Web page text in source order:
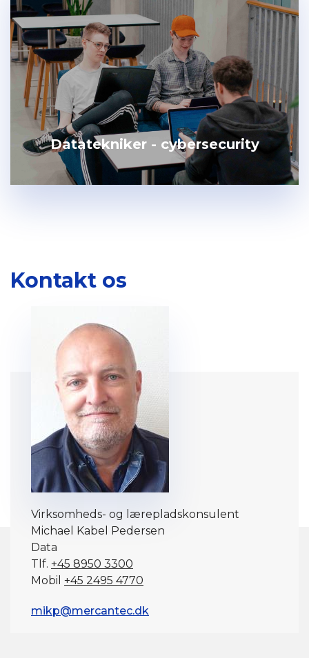
Datatekniker - cybersecurity
Kontakt os
Virksomheds- og lærepladskonsulent
Michael Kabel Pedersen
Data
Tlf. +45 8950 3300
Mobil +45 2495 4770
mikp@mercantec.dk